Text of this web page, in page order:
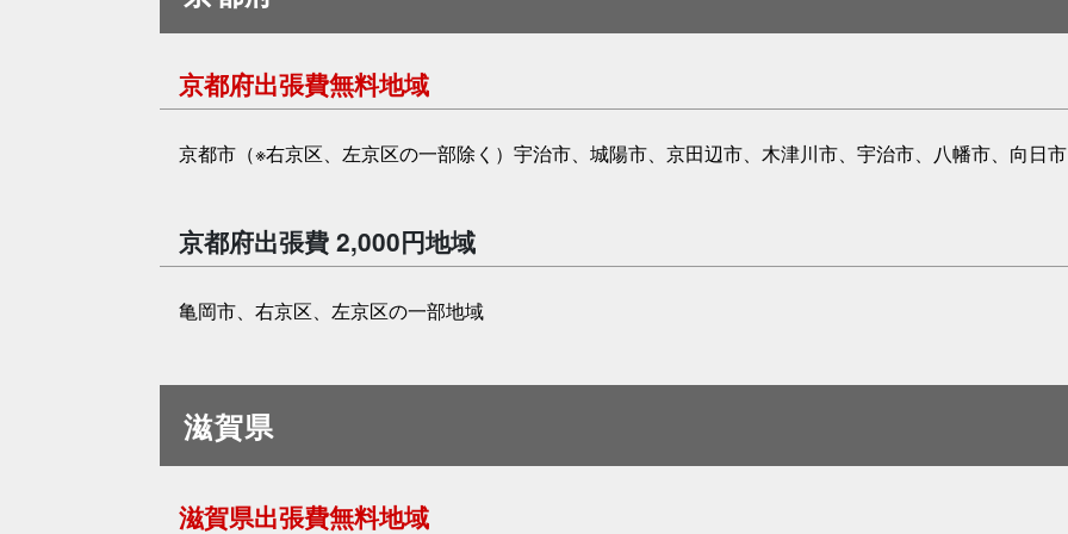
京都府出張費無料地域
京都市（※右京区、左京区の一部除く）宇治市、城陽市、京田辺市、木津川市、宇治市、八幡市、向日市
京都府出張費 2,000円地域
亀岡市、右京区、左京区の一部地域
滋賀県
滋賀県出張費無料地域